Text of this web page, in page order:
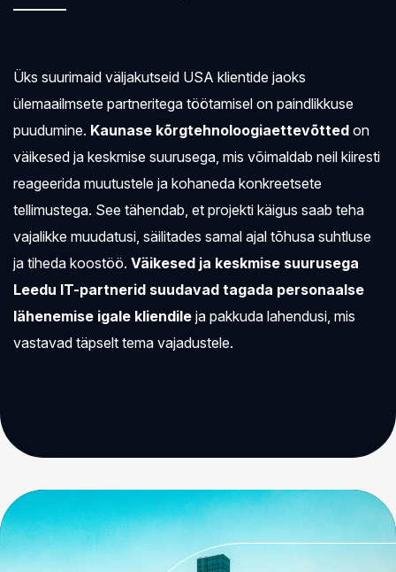
Üks suurimaid väljakutseid USA klientide jaoks
ülemaailmsete partneritega töötamisel on paindlikkuse
puudumine. Kaunase kõrgtehnoloogiaettevõtted on
väikesed ja keskmise suurusega, mis võimaldab neil kiiresti
reageerida muutustele ja kohaneda konkreetsete
tellimustega. See tähendab, et projekti käigus saab teha
vajalikke muudatusi, säilitades samal ajal tõhusa suhtluse
ja tiheda koostöö. Väikesed ja keskmise suurusega
Leedu IT-partnerid suudavad tagada personaalse
lähenemise igale kliendile ja pakkuda lahendusi, mis
vastavad täpselt tema vajadustele.